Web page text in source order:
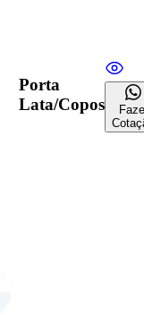
Porta
Lata/Copos